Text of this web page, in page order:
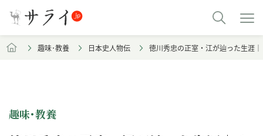
趣味･教養 日本史人物伝 徳川秀忠の正室・江が辿った生涯
趣味･教養